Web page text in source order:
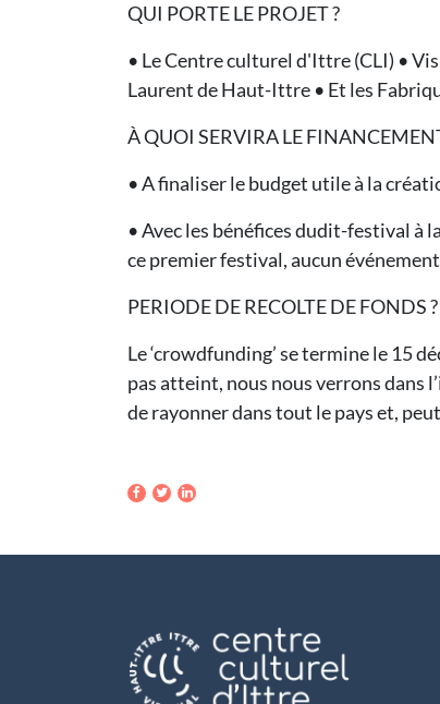
QUI PORTE LE PROJET ?
• Le Centre culturel d'Ittre (CLI) •
Laurent de Haut-Ittre • Et les
À QUOI SERVIRA LE
• A finaliser le budget utile à la
• Avec les bénéfices dudit-festival
ce premier festival, aucun
PERIODE DE RECOLTE DE FONDS ?
Le ‘crowdfunding’ se termine le 15
pas atteint, nous nous verrons
de rayonner dans tout le pays et,